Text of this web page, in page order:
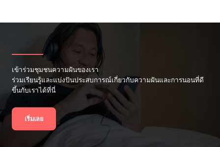
เข้าร่วมชุมชนความฝันของเรา
ร่วมเรียนรู้และแบ่งปันประสบการณ์เกี่ยวกับความฝันและการนอนที่ดี
ขึ้นกับเราได้ที่นี่
เริ่มเลย